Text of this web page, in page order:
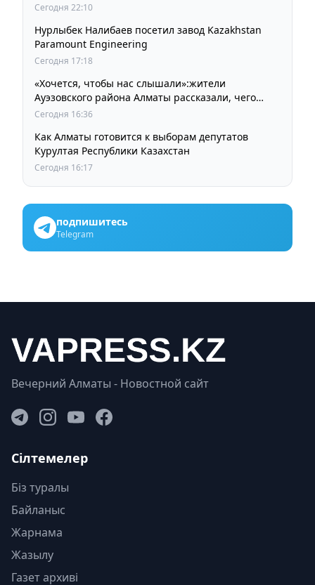
Сегодня 22:10
Нурлыбек Налибаев посетил завод Kazakhstan
Paramount Engineering
Сегодня 17:18
«Хочется, чтобы нас слышали»:жители
Ауэзовского района Алматы рассказали, чего
ждут от выборов депутатов Курултая
Сегодня 16:36
Как Алматы готовится к выборам депутатов
Курултая Республики Казахстан
Сегодня 16:17
подпишитесь
Telegram
Вечерний Алматы - Новостной сайт
Сілтемелер
Біз туралы
Байланыс
Жарнама
Жазылу
Газет архиві